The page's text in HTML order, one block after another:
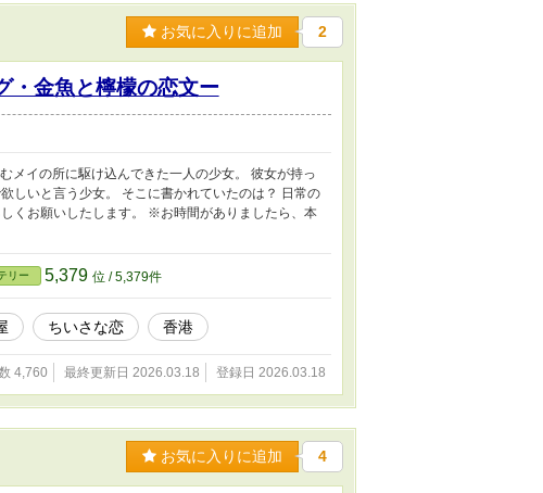
お気に入りに追加 2
金魚と檸檬の恋文ー
メイの所に駆け込んできた一人の少女。 彼女が持っ
しいと言う少女。 そこに書かれていたのは？ 日常の
くお願いしたします。 ※お時間がありましたら、本
リー 5,379 位 / 5,379件
ちいさな恋 香港
4,760 最終更新日 2026.03.18 登録日 2026.03.18
お気に入りに追加 4